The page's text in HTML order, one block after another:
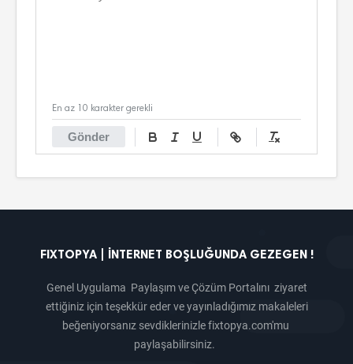
Gönder
En az 10 karakter gerekli
FIXTOPYA | İNTERNET BOŞLUĞUNDA GEZEGEN !
Genel Uygulama Paylaşım ve Çözüm Portalını ziyaret
ettiğiniz için teşekkür eder ve yayınladığımız makaleleri
beğeniyorsanız sevdiklerinizle fixtopya.com'mu
paylaşabilirsiniz.